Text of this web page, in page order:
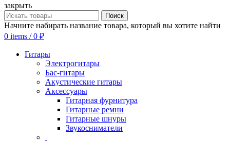
закрыть
Поиск
Начните набирать название товара, который вы хотите найти
0 items / 0 ₽
Гитары
Электрогитары
Бас-гитары
Акустические гитары
Аксессуары
Гитарная фурнитура
Гитарные ремни
Гитарные шнуры
Звукосниматели